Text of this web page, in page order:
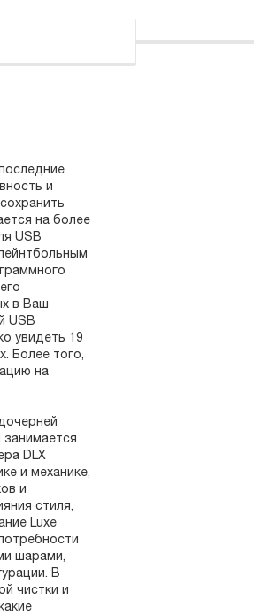
и
на более
USB
в Ваш
USB
увидеть 19
Более того,
на
DLX
и механике,
и
стиля,
Luxe
шарами,
В
чистки и